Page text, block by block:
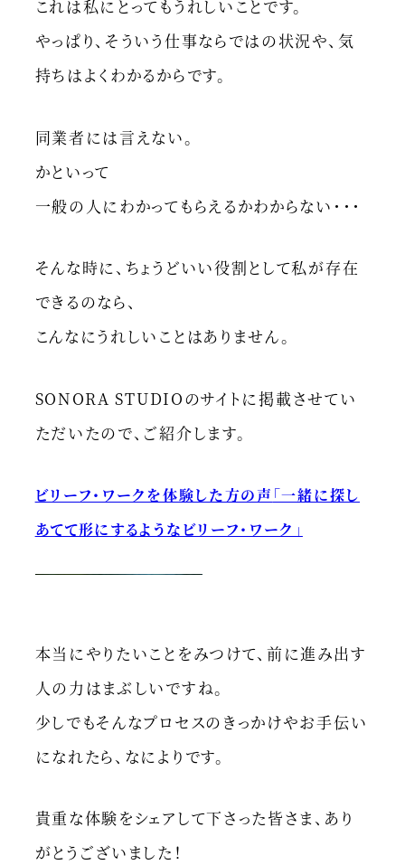
これは私にとってもうれしいことです。
やっぱり、そういう仕事ならではの状況や、気
持ちはよくわかるからです。
同業者には言えない。
かといって
一般の人にわかってもらえるかわからない・・・
そんな時に、ちょうどいい役割として私が存在
できるのなら、
こんなにうれしいことはありません。
SONORA STUDIOのサイトに掲載させてい
ただいたので、ご紹介します。
ビリーフ・ワークを体験した方の声 「一緒に探し
あてて形にするようなビリーフ・ワーク」
本当にやりたいことをみつけて、前に進み出す
人の力はまぶしいですね。
少しでもそんなプロセスのきっかけやお手伝い
になれたら、なによりです。
貴重な体験をシェアして下さった皆さま、あり
がとうございました！